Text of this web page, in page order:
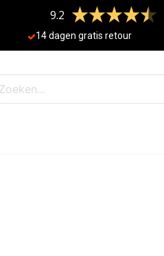
9.2
14 dagen gratis retour